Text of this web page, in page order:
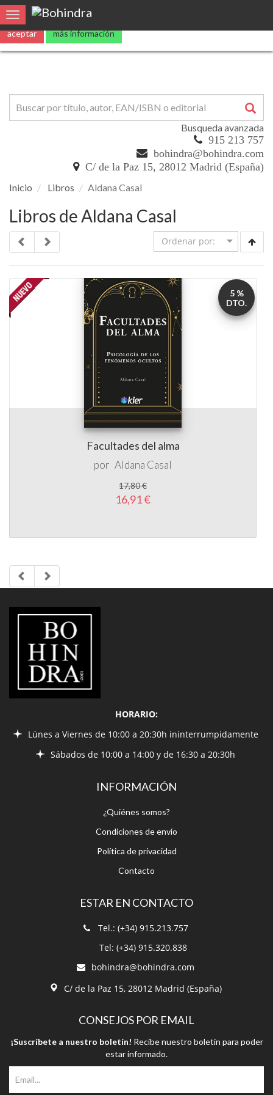
Utilizamoscookies propias y de terceros para mejorar nuestros
aceptar más información
Toggle navigation
Busqueda avanzada
915 213 757
bohindra@bohindra.com
C/ de la Paz 15, 28012 Madrid (España)
Inicio Libros Aldana Casal
Libros de Aldana Casal
Facultades del alma
por Aldana Casal
17,80 €
16,91 €
5 %
DTO.
LIBRERÍA
BOHINDRA
HORARIO:
Lúnes a Viernes de 10:00 a 20:30h ininterrumpidamente
Sábados de 10:00 a 14:00 y de 16:30 a 20:30h
INFORMACIÓN
¿Quiénes somos?
Condiciones de envío
Política de privacidad
Contacto
ESTAR EN CONTACTO
Tel.: (+34) 915.213.757
Tel: (+34) 915.320.838
bohindra@bohindra.com
C/ de la Paz 15, 28012 Madrid (España)
CONSEJOS POR EMAIL
¡Suscríbete a nuestro boletín! Recibe nuestro boletín para poder
estar informado.